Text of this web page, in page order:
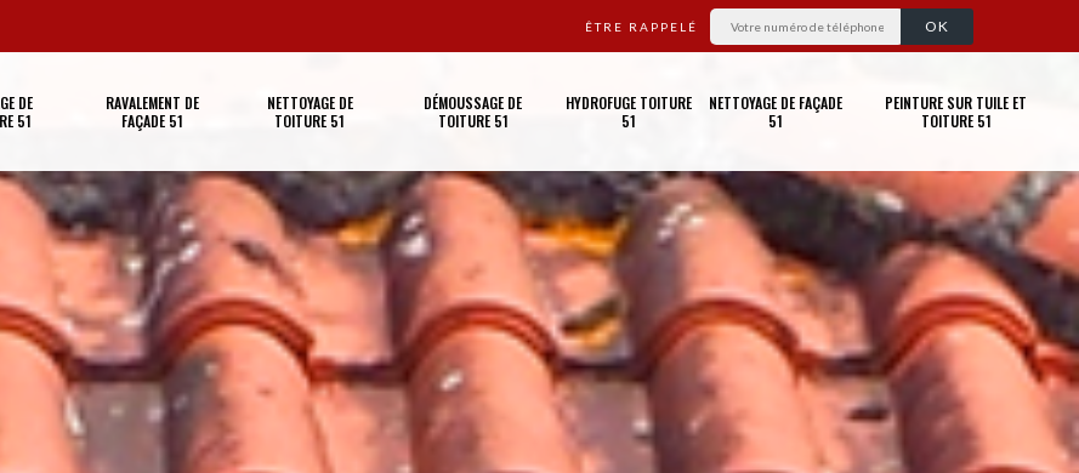
ÊTRE RAPPELÉ
DE
51
RAVALEMENT DE
FAÇADE 51
NETTOYAGE DE
TOITURE 51
DÉMOUSSAGE DE
TOITURE 51
HYDROFUGE TOITURE
51
NETTOYAGE DE FAÇADE
51
PEINTURE SUR TUILE ET
TOITURE 51